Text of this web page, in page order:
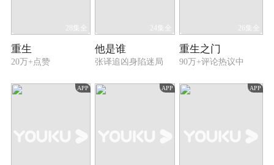
28集全
重生
20万+点赞
24集全
他是谁
张译追凶身陷迷局
26集全
重生之门
90万+评论热议中
APP APP APP